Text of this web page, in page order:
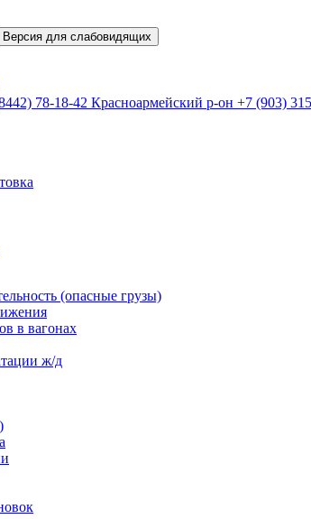
Версия для слабовидящих
78-18-42 Красноармейский р-он +7 (903)
(опасные грузы)
в вагонах
ж/д